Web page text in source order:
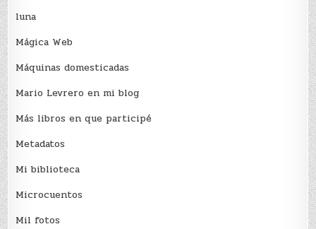
luna
Mágica Web
Máquinas domesticadas
Mario Levrero en mi blog
Más libros en que participé
Metadatos
Mi biblioteca
Microcuentos
Mil fotos